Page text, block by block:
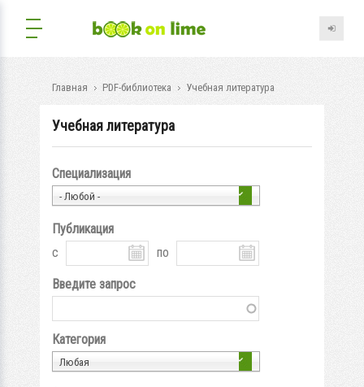
Главная PDF-библиотека Учебная литература
Учебная литература
Специализация
- Любой -
Публикация
с
по
Введите запрос
Категория
Любая